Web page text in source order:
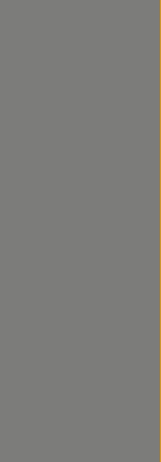
die.hofkiste/
p/Die-